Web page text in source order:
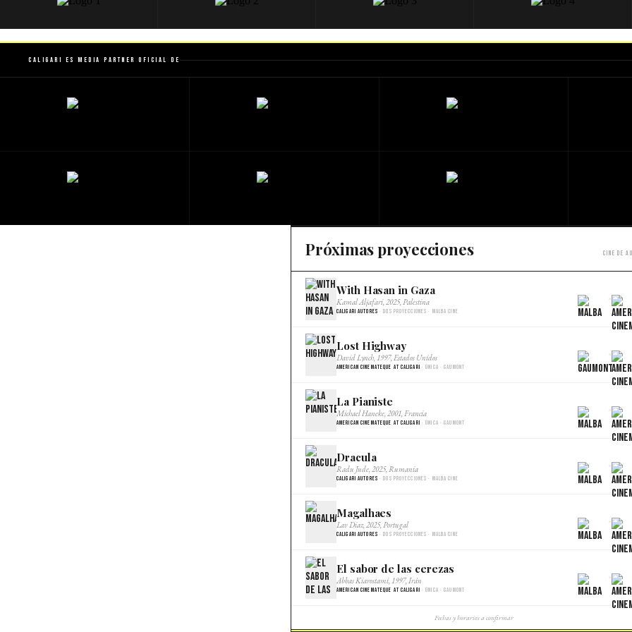
Caligari es Media Partner Oficial de
Próximas proyecciones Cine de
With Hasan in Gaza
Kamal Aljafari, 2025, Palestina
Caligari Autores · Dos proyecciones · Malba Cine
×
Lost Highway
David Lynch, 1997, Estados Unidos
American Cinemateque at Caligari · Única · Gaumont
×
La Pianiste
Michael Haneke, 2001, Francia
American Cinemateque at Caligari · Única · Gaumont
×
Dracula
Radu Jude, 2025, Rumania
Caligari Autores · Dos proyecciones · Malba Cine
×
Magalhaes
Lav Diaz, 2025, Portugal
Caligari Autores · Dos proyecciones · Malba Cine
×
El sabor de las cerezas
Abbas Kiarostami, 1997, Irán
American Cinemateque at Caligari · Única · Gaumont
×
Fechas y horarios a confirmar